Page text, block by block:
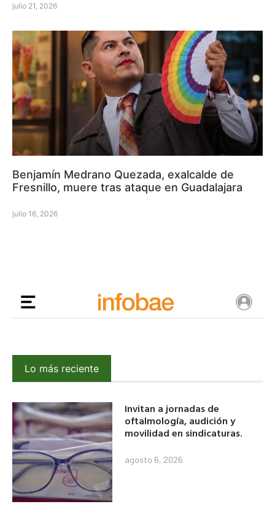
julio 21, 2026
Benjamín Medrano Quezada, exalcalde de
Fresnillo, muere tras ataque en Guadalajara
julio 16, 2026
Lo más reciente
Invitan a jornadas de
oftalmología, audición y
movilidad en sindicaturas.
agosto 6, 2026